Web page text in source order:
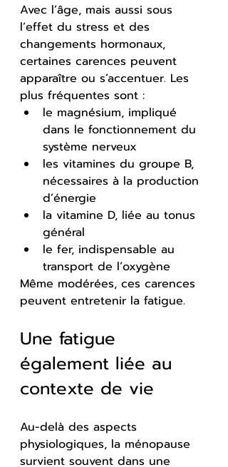
Avec l’âge, mais aussi sous
l’effet du stress et des
changements hormonaux,
certaines carences peuvent
apparaître ou s’accentuer. Les
plus fréquentes sont :
le magnésium, impliqué
dans le fonctionnement du
système nerveux
les vitamines du groupe B,
nécessaires à la production
d’énergie
la vitamine D, liée au tonus
général
le fer, indispensable au
transport de l’oxygène
Même modérées, ces carences
peuvent entretenir la fatigue.
Une fatigue
également liée au
contexte de vie
Au-delà des aspects
physiologiques, la ménopause
survient souvent dans une